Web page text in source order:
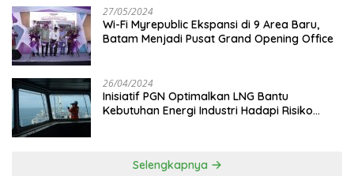
27/05/2024
Wi-Fi Myrepublic Ekspansi di 9 Area Baru,
Batam Menjadi Pusat Grand Opening Office
26/04/2024
Inisiatif PGN Optimalkan LNG Bantu
Kebutuhan Energi Industri Hadapi Risiko
Selengkapnya